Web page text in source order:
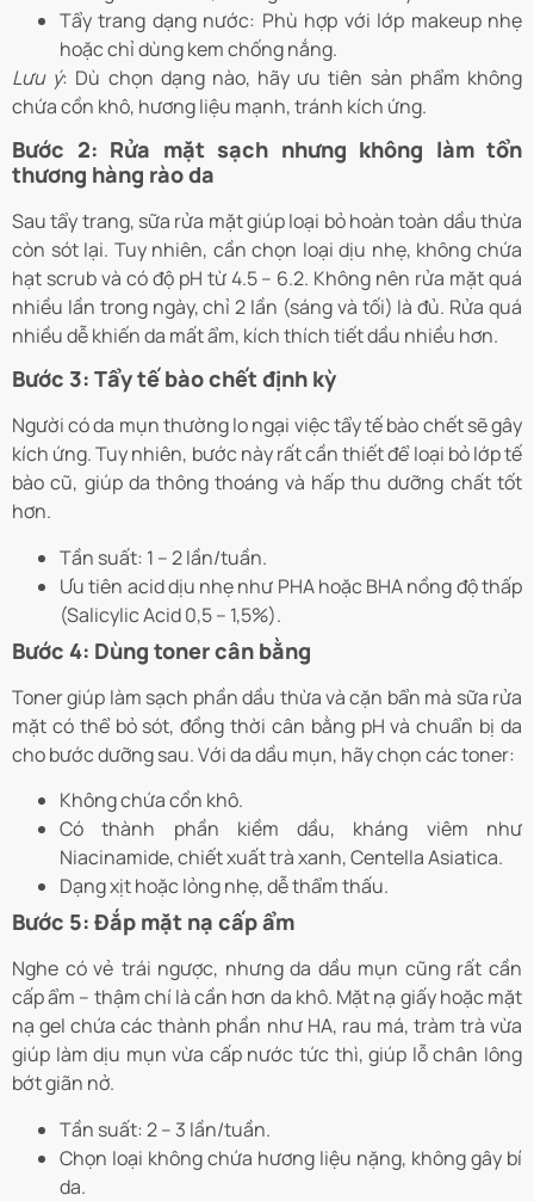
Tẩy trang dạng nước: Phù hợp với lớp makeup nhẹ
hoặc chỉ dùng kem chống nắng.
Lưu ý: Dù chọn dạng nào, hãy ưu tiên sản phẩm không
chứa cồn khô, hương liệu mạnh, tránh kích ứng.
Bước 2: Rửa mặt sạch nhưng không làm tổn
thương hàng rào da
Sau tẩy trang, sữa rửa mặt giúp loại bỏ hoàn toàn dầu thừa
còn sót lại. Tuy nhiên, cần chọn loại dịu nhẹ, không chứa
hạt scrub và có độ pH từ 4.5 – 6.2. Không nên rửa mặt quá
nhiều lần trong ngày, chỉ 2 lần (sáng và tối) là đủ. Rửa quá
nhiều dễ khiến da mất ẩm, kích thích tiết dầu nhiều hơn.
Bước 3: Tẩy tế bào chết định kỳ
Người có da mụn thường lo ngại việc tẩy tế bào chết sẽ gây
kích ứng. Tuy nhiên, bước này rất cần thiết để loại bỏ lớp tế
bào cũ, giúp da thông thoáng và hấp thu dưỡng chất tốt
hơn.
Tần suất: 1 – 2 lần/tuần.
Ưu tiên acid dịu nhẹ như PHA hoặc BHA nồng độ thấp
(Salicylic Acid 0,5 – 1,5%).
Bước 4: Dùng toner cân bằng
Toner giúp làm sạch phần dầu thừa và cặn bẩn mà sữa rửa
mặt có thể bỏ sót, đồng thời cân bằng pH và chuẩn bị da
cho bước dưỡng sau. Với da dầu mụn, hãy chọn các toner:
Không chứa cồn khô.
Có thành phần kiềm dầu, kháng viêm như
Niacinamide, chiết xuất trà xanh, Centella Asiatica.
Dạng xịt hoặc lỏng nhẹ, dễ thẩm thấu.
Bước 5: Đắp mặt nạ cấp ẩm
Nghe có vẻ trái ngược, nhưng da dầu mụn cũng rất cần
cấp ẩm – thậm chí là cần hơn da khô. Mặt nạ giấy hoặc mặt
nạ gel chứa các thành phần như HA, rau má, tràm trà vừa
giúp làm dịu mụn vừa cấp nước tức thì, giúp lỗ chân lông
bớt giãn nở.
Tần suất: 2 – 3 lần/tuần.
Chọn loại không chứa hương liệu nặng, không gây bí
da.